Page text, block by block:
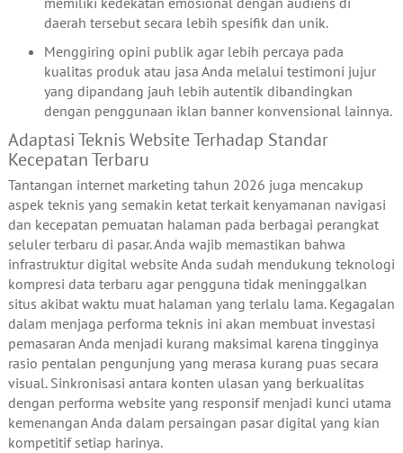
daerah tersebut secara lebih spesifik dan unik.
Menggiring opini publik agar lebih percaya pada
kualitas produk atau jasa Anda melalui testimoni jujur
yang dipandang jauh lebih autentik dibandingkan
dengan penggunaan iklan banner konvensional lainnya.
Adaptasi Teknis Website Terhadap Standar
Kecepatan Terbaru
Tantangan internet marketing tahun 2026 juga mencakup
aspek teknis yang semakin ketat terkait kenyamanan navigasi
dan kecepatan pemuatan halaman pada berbagai perangkat
seluler terbaru di pasar. Anda wajib memastikan bahwa
infrastruktur digital website Anda sudah mendukung teknologi
kompresi data terbaru agar pengguna tidak meninggalkan
situs akibat waktu muat halaman yang terlalu lama. Kegagalan
dalam menjaga performa teknis ini akan membuat investasi
pemasaran Anda menjadi kurang maksimal karena tingginya
rasio pentalan pengunjung yang merasa kurang puas secara
visual. Sinkronisasi antara konten ulasan yang berkualitas
dengan performa website yang responsif menjadi kunci utama
kemenangan Anda dalam persaingan pasar digital yang kian
kompetitif setiap harinya.